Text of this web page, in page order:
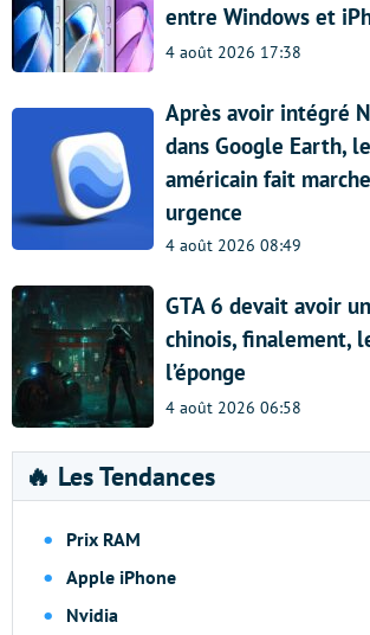
entre Windows et
4 août 2026 17:38
Après avoir intégré
dans Google Earth,
américain fait
urgence
4 août 2026 08:49
GTA 6 devait avoir
chinois, finalement,
l’éponge
4 août 2026 06:58
🔥 Les Tendances
Prix RAM
Apple iPhone
Nvidia